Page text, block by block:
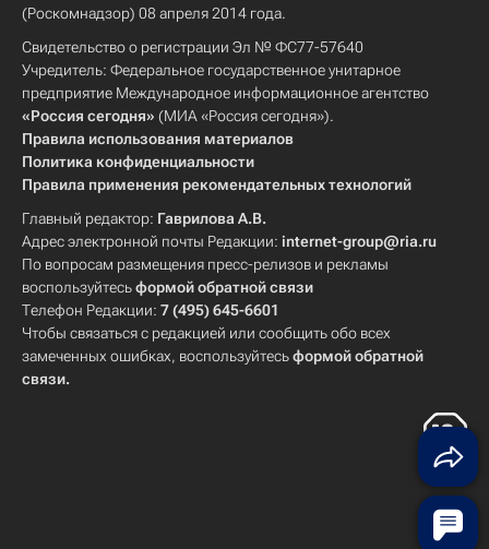
(Роскомнадзор) 08 апреля 2014 года.
Свидетельство о регистрации Эл № ФС77-57640
Учредитель: Федеральное государственное унитарное
предприятие Международное информационное агентство
«Россия сегодня» (МИА «Россия сегодня»).
Правила использования материалов
Политика конфиденциальности
Правила применения рекомендательных технологий
Главный редактор: Гаврилова А.В.
Адрес электронной почты Редакции: internet-group@ria.ru
По вопросам размещения пресс-релизов и рекламы
воспользуйтесьформой обратной связи
Телефон Редакции: 7 (495) 645-6601
Чтобы связаться с редакцией или сообщить обо всех
замеченных ошибках, воспользуйтесьформой обратной
связи.